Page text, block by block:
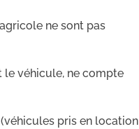
ne sont pas
le véhicule, ne compte
pris en location